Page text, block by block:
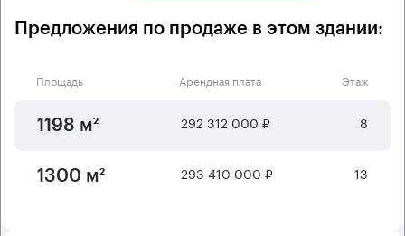
Предложения по продаже в этом здании:
Площадь Арендная плата Этаж
1198 м² 292 312 000 ₽ 8
1300 м² 293 410 000 ₽ 13